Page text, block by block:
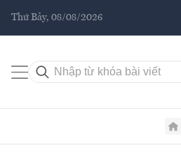
Thứ Bảy, 08/08/2026